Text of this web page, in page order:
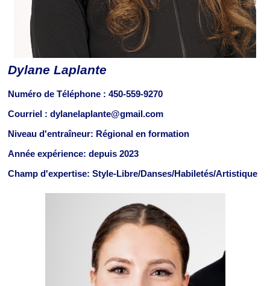
Dylane Laplante
Numéro de Téléphone :450-559-9270
Courriel : dylanelaplante@gmail.com
Niveau d'entraîneur: Régional en formation
Année expérience: depuis 2023
Champ d'expertise: Style-Libre/Danses/Habiletés/Artistique